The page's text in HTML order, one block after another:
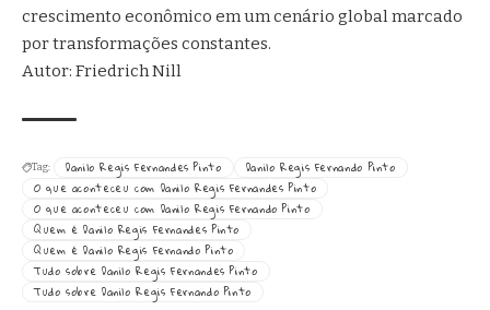
crescimento econômico em um cenário global marcado
por transformações constantes.
Autor: Friedrich Nill
Tag: Danilo Regis Fernandes Pinto
Danilo Regis Fernando Pinto
O que aconteceu com Danilo Regis Fernandes Pinto
O que aconteceu com Danilo Regis Fernando Pinto
Quem é Danilo Regis Fernandes Pinto
Quem é Danilo Regis Fernando Pinto
Tudo sobre Danilo Regis Fernandes Pinto
Tudo sobre Danilo Regis Fernando Pinto